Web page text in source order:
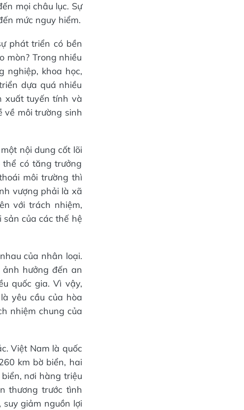
mọi châu lục. Sự
mức nguy hiểm.
phát triển có bền
mòn? Trong nhiều
nghiệp, khoa học,
dựa quá nhiều
xuất tuyến tính và
về môi trường sinh
nội dung cốt lõi
có tăng trưởng
môi trường thì
vượng phải là xã
với trách nhiệm,
của các thế hệ
của nhân loại.
hưởng đến an
quốc gia. Vì vậy,
yêu cầu của hòa
nhiệm chung của
Việt Nam là quốc
km bờ biển, hai
nơi hàng triệu
thương trước tình
giảm nguồn lợi